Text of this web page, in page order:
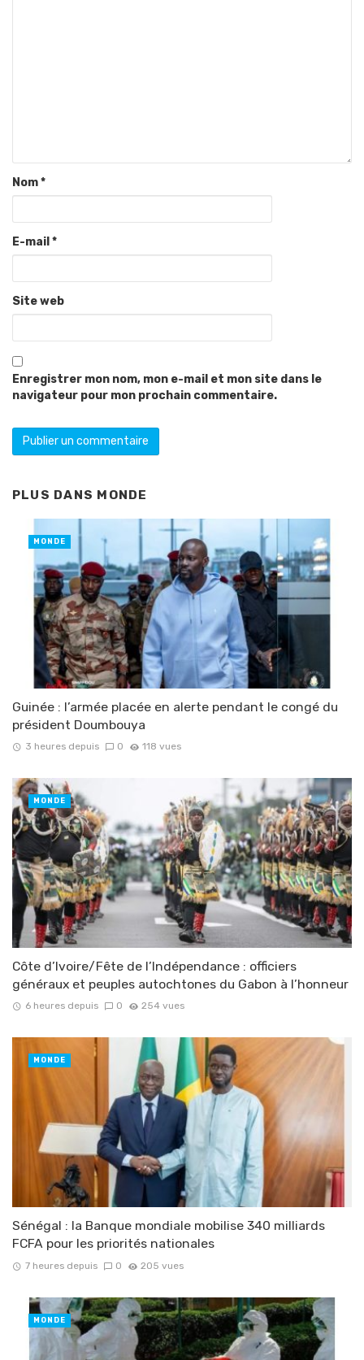
Nom*
E-mail *
Site web
Enregistrer mon nom, mon e-mail et mon site dans le
navigateur pour mon prochain commentaire.
PLUS DANS MONDE
Guinée : l’armée placée en alerte pendant le congé du
président Doumbouya
3 heures depuis 0 118 vues
MONDE
Côte d’Ivoire/Fête de l’Indépendance : officiers
généraux et peuples autochtones du Gabon à l’honneur
6 heures depuis 0 254 vues
MONDE
Sénégal : la Banque mondiale mobilise 340 milliards
FCFA pour les priorités nationales
7 heures depuis 0 205 vues
MONDE
MONDE